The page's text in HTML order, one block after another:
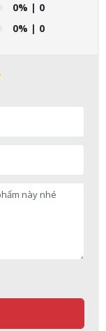
0% | 0
0% | 0
tắm Pigeon Baby